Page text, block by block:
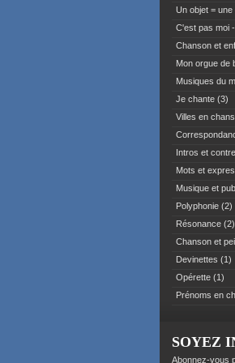
Un objet =
C'est pas moi
Chanson et
Mon orgue de
Musiques du
Je chante (3)
Villes en
Intros et
Mots et
Musique et
Polyphonie (2)
Résonance (2)
Chanson et
Devinettes (1)
Opérette (1)
Prénoms en
SOYEZ
Abonnez-vous